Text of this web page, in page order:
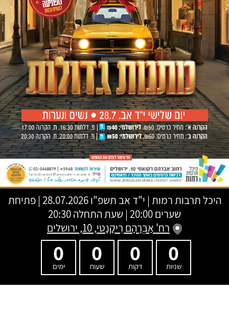
היכל תרבות רמות | י"ד אב תשפ"ו
28.07.2026 | פתיחת
שערים 20:00 | שעת התחלה 20:30
רח' אַבְרָהָם רֵיקָנָטי, 10, ירושלים
0
שניות
0
דקות
0
שעות
0
ימים